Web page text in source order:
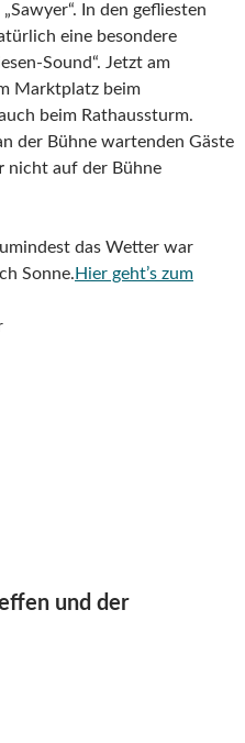
In den gefliesten
eine besondere
Sound“. Jetzt am
Marktplatz beim
beim Rathaussturm.
der Bühne wartenden Gäste
nicht auf der Bühne
das Wetter war
Sonne. Hier geht’s zum
und der